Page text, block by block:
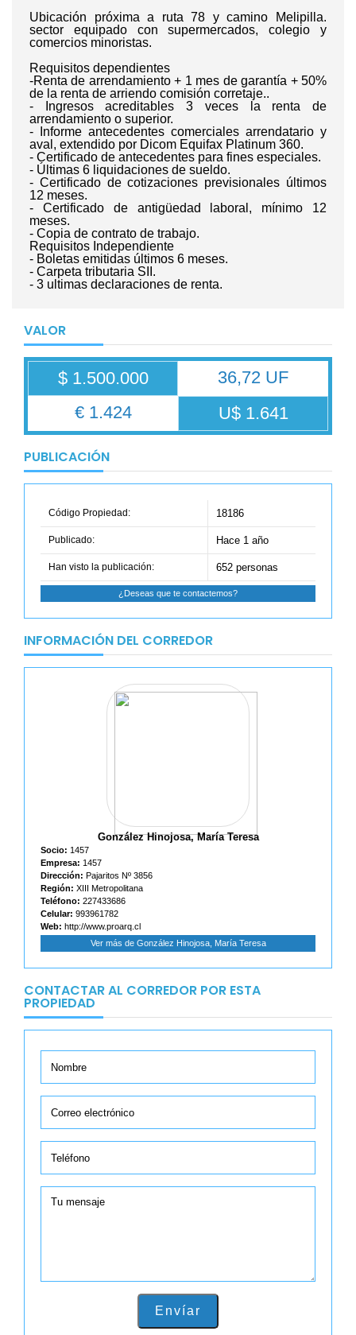
Ubicación próxima a ruta 78 y camino Melipilla.
sector equipado con supermercados, colegio y
comercios minoristas.
Requisitos dependientes
-Renta de arrendamiento + 1 mes de garantía + 50%
de la renta de arriendo comisión corretaje..
- Ingresos acreditables 3 veces la renta de
arrendamiento o superior.
- Informe antecedentes comerciales arrendatario y
aval, extendido por Dicom Equifax Platinum 360.
- Certificado de antecedentes para fines especiales.
- Últimas 6 liquidaciones de sueldo.
- Certificado de cotizaciones previsionales últimos
12 meses.
- Certificado de antigüedad laboral, mínimo 12
meses.
- Copia de contrato de trabajo.
Requisitos Independiente
- Boletas emitidas últimos 6 meses.
- Carpeta tributaria SII.
- 3 ultimas declaraciones de renta.
VALOR
$ 1.500.000
36,72 UF
€ 1.424
U$ 1.641
PUBLICACIÓN
Código Propiedad: 18186
Publicado: Hace 1 año
Han visto la publicación: 652 personas
¿Deseas que te contactemos?
INFORMACIÓN DEL CORREDOR
González Hinojosa, María Teresa
Socio: 1457
Empresa: 1457
Dirección: Pajaritos Nº 3856
Región: XIII Metropolitana
Teléfono: 227433686
Celular: 993961782
Web: http://www.proarq.cl
Ver más de González Hinojosa, María Teresa
CONTACTAR AL CORREDOR POR ESTA
PROPIEDAD
Envíar